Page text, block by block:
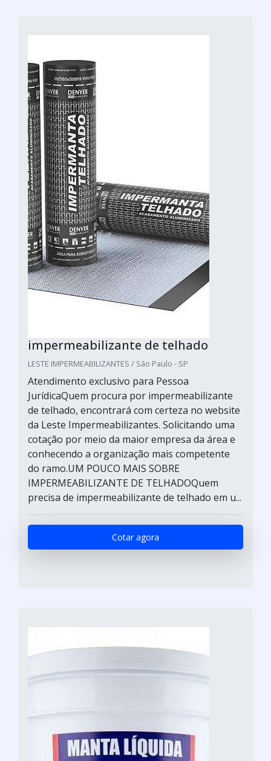
impermeabilizante de telhado
LESTE IMPERMEABILIZANTES / São Paulo - SP
Atendimento exclusivo para Pessoa
JurídicaQuem procura por impermeabilizante
de telhado, encontrará com certeza no website
da Leste Impermeabilizantes. Solicitando uma
cotação por meio da maior empresa da área e
conhecendo a organização mais competente
do ramo.UM POUCO MAIS SOBRE
IMPERMEABILIZANTE DE TELHADOQuem
precisa de impermeabilizante de telhado em u...
Cotar agora